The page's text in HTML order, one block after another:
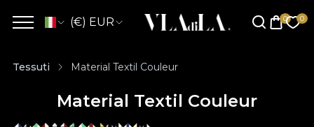
(€) EUR
Tessuti Material Textil Couleur
Material Textil Couleur